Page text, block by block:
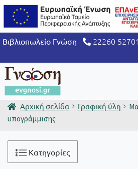
Βιβλιοπωλείο Γνώση 22260 52701
Είσοδος / Εγγραφή
Αρχική σελίδα Γραφική ύλη
υπογράμμισης
Κατηγορίες